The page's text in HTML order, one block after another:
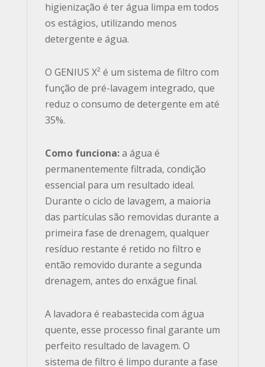
higienização é ter água limpa em todos
os estágios, utilizando menos
detergente e água.
O GENIUS X² é um sistema de filtro com
função de pré-lavagem integrado, que
reduz o consumo de detergente em até
35%.
Como funciona:a água é
permanentemente filtrada, condição
essencial para um resultado ideal.
Durante o ciclo de lavagem, a maioria
das partículas são removidas durante a
primeira fase de drenagem, qualquer
resíduo restante é retido no filtro e
então removido durante a segunda
drenagem, antes do enxágue final.
A lavadora é reabastecida com água
quente, esse processo final garante um
perfeito resultado de lavagem. O
sistema de filtro é limpo durante a fase